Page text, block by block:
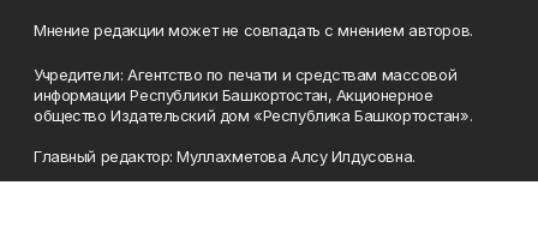
Мнение редакции может не совпадать с мнением авторов.
Учредители: Агентство по печати и средствам массовой
информации Республики Башкортостан, Акционерное
общество Издательский дом «Республика Башкортостан».
Главный редактор: Муллахметова Алсу Илдусовна.